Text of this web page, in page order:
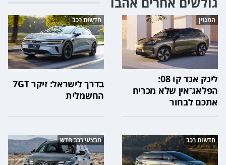
המגזין
לינק אנד קו 08:
הפלאג־אין שלא מכריח
אתכם לבחור
חדשות רכב
בדרך לישראל: זיקר 7GT
החשמלית
חדשות רכב מבצעי רכב חדש